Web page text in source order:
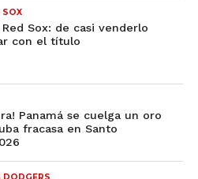
SOX
Sox: de casi venderlo
con el título
Panamá se cuelga un oro
fracasa en Santo